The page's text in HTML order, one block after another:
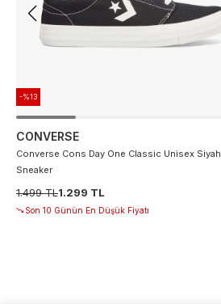
-%13
CONVERSE
Converse Cons Day One Classic Unisex Siyah
Sneaker
1.499 TL1.299 TL
Son 10 Günün En Düşük Fiyatı